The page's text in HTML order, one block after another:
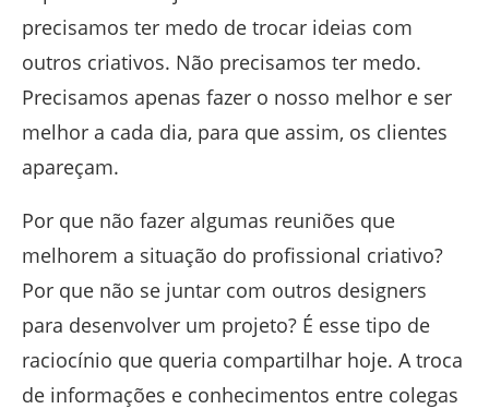
precisamos ter medo de trocar ideias com
outros criativos. Não precisamos ter medo.
Precisamos apenas fazer o nosso melhor e ser
melhor a cada dia, para que assim, os clientes
apareçam.
Por que não fazer algumas reuniões que
melhorem a situação do profissional criativo?
Por que não se juntar com outros designers
para desenvolver um projeto? É esse tipo de
raciocínio que queria compartilhar hoje. A troca
de informações e conhecimentos entre colegas